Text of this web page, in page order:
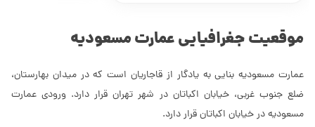
موقعیت جغرافیایی عمارت مسعودیه
عمارت مسعودیه بنایی به یادگار از قاجاریان است که در میدان بهارستان،
ضلع جنوب غربی، خیابان اکباتان در شهر تهران قرار دارد. ورودی عمارت
مسعودیه در خیابان اکباتان قرار دارد.